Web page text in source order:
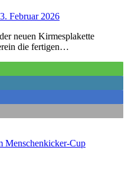
Februar 2026
neuen Kirmesplakette
die fertigen…